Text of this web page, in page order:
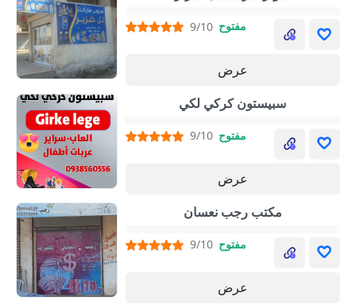
9/10 مفتوح
عرض
سبيستون كركي لكي
9/10 مفتوح
عرض
مكتب رجب نعسان
9/10 مفتوح
عرض